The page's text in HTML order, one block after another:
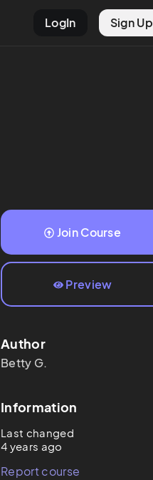
LogIn Sign Up
Join Course
Preview
Author
Betty G.
Information
Last changed
4 years ago
Report course